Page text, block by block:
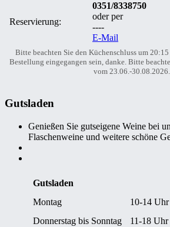
Reservierung:
0351/8338750
oder per
----
E-Mail
Bitte beachten Sie den Küchenschluss um
Bestellung eingegangen sein, danke. Bitte
vom 23.06.-30.08.2026.
Gutsladen
Genießen Sie gutseigene Weine bei
Flaschenweine und weitere schöne
Gutsladen
Montag
10-14 Uhr
Donnerstag bis Sonntag
11-18 Uhr